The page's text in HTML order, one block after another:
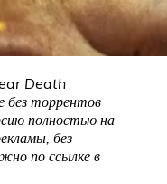
Death
без торрентов
полностью на
без
по ссылке в